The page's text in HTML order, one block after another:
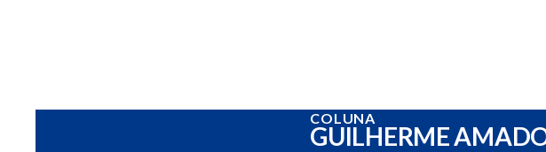
COLUNA
GUILHERME